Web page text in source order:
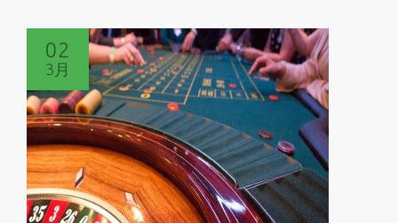
読
む
吉
田
雄
氏
の
2ch
02
3月